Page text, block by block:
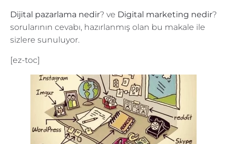
Dijital pazarlama nedir? ve Digital marketing nedir?
sorularının cevabı, hazırlanmış olan bu makale ile
sizlere sunuluyor.
[ez-toc]